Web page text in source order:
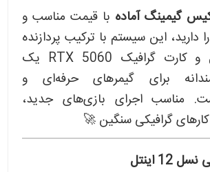
گیمینگ آماده با قیمت مناسب و
دارید، این سیستم با ترکیب پردازنده
نسل 12 اینتل و کارت گرافیک RTX 5060 یک
برای گیمرهای حرفه‌ای و
مناسب اجرای بازی‌های جدید،
گرافیکی سنگین 🚀
اینتل